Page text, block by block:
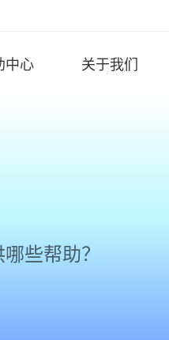
中心 关于我们
些帮助？